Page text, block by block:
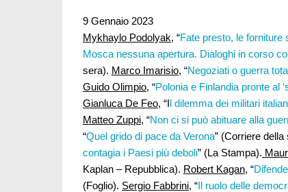
9 Gennaio 2023
Mykhaylo Podolyak, “Fate presto, le
Mosca nessuna apertura. Dialoghi in corso
sera). Marco Imarisio, “Negoziati o guerra
Guido Olimpio, “Polonia e Finlandia pronte al
Gianluca De Feo, “Il dilemma dei militari
Matteo Zuppi, “Non ci si può abituare alla
“Quel grido di pace da Verona” (Corriere della
contagia i Paesi più deboli” (La Stampa).
Kaplan – Repubblica). Robert Kagan, “
(Foglio). Sergio Fabbrini, “Il ruolo delle